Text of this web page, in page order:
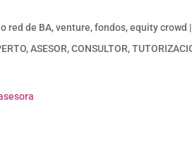
red de BA, venture, fondos, equity crowd
ASESOR, CONSULTOR,